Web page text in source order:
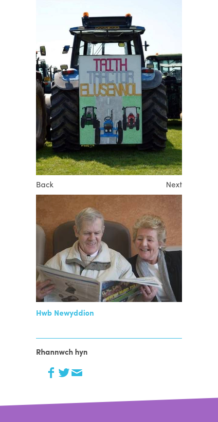
Back Next
Hwb Newyddion
Rhannwch hyn